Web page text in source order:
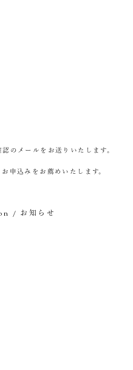
のメールをお送りいたします。
申込みをお薦めいたします。
/ お知らせ